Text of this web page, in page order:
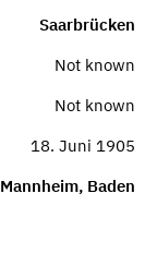
Saarbrücken
Not known
Not known
18. Juni 1905
Mannheim, Baden